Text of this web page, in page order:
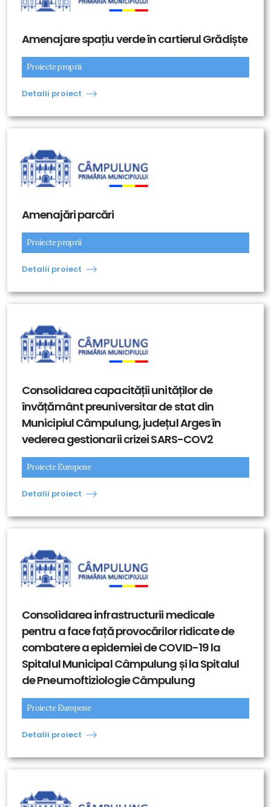
Amenajare spațiu verde în cartierul Grădiște
Proiecte proprii
Detalii proiect
Amenajări parcări
Proiecte proprii
Detalii proiect
Consolidarea capacității unităților de
învățământ preuniversitar de stat din
Municipiul Câmpulung, județul Arges în
vederea gestionarii crizei SARS-COV2
Proiecte Europene
Detalii proiect
Consolidarea infrastructurii medicale
pentru a face față provocărilor ridicate de
combatere a epidemiei de COVID-19 la
Spitalul Municipal Câmpulung și la Spitalul
de Pneumoftiziologie Câmpulung
Proiecte Europene
Detalii proiect